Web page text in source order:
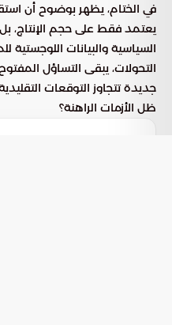
في الختام، يظهر بوضوح أن
يعتمد فقط على حجم الإنتاج، بل
السياسية والبيانات اللوجستية
التحولات، يبقى التساؤل
جديدة تتجاوز التوقعات
ظل الأزمات الراهنة؟